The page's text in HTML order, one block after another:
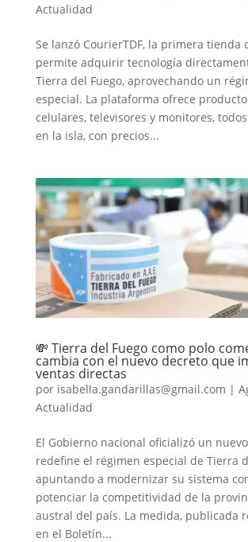
Actualidad
Se lanzó CourierTDF, la primera tienda
permite adquirir tecnología
Tierra del Fuego, aprovechando un
especial. La plataforma ofrece
celulares, televisores y monitores,
en la isla, con precios...
💸 Tierra del Fuego como polo
cambia con el nuevo decreto que
ventas directas
por isabella.gandarillas@gmail.com |
Actualidad
El Gobierno nacional oficializó un
redefine el régimen especial de Tierra
apuntando a modernizar su sistema
potenciar la competitividad de la
austral del país. La medida, publicada
en el Boletín...